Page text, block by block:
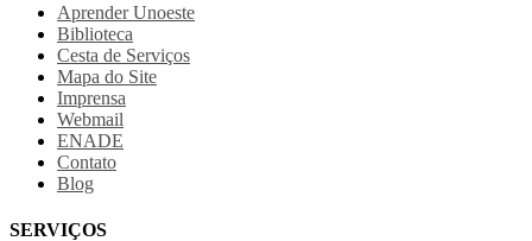
Aprender Unoeste
Biblioteca
Cesta de Serviços
Mapa do Site
Imprensa
Webmail
ENADE
Contato
Blog
SERVIÇOS